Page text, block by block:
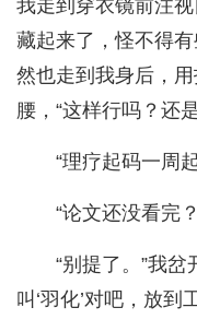
我走到穿衣镜前注
藏起来了，怪不得
然也走到我身后，
腰，“这样行吗？还
“理疗起码一周
“论文还没看完
“别提了。”我
叫‘羽化’对吧，放到